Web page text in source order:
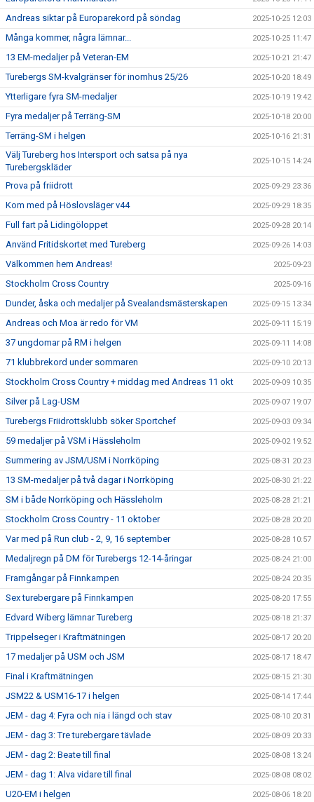
Andreas siktar på Europarekord på söndag 2025-10-25 12:03
Många kommer, några lämnar... 2025-10-25 11:47
13 EM-medaljer på Veteran-EM 2025-10-21 21:47
Turebergs SM-kvalgränser för inomhus 25/26 2025-10-20 18:49
Ytterligare fyra SM-medaljer 2025-10-19 19:42
Fyra medaljer på Terräng-SM 2025-10-18 20:00
Terräng-SM i helgen 2025-10-16 21:31
Välj Tureberg hos Intersport och satsa på nya
Turebergskläder
2025-10-15 14:24
Prova på friidrott 2025-09-29 23:36
Kom med på Höslovsläger v44 2025-09-29 18:35
Full fart på Lidingöloppet 2025-09-28 20:14
Använd Fritidskortet med Tureberg 2025-09-26 14:03
Välkommen hem Andreas! 2025-09-23
Stockholm Cross Country 2025-09-16
Dunder, åska och medaljer på Svealandsmästerskapen 2025-09-15 13:34
Andreas och Moa är redo för VM 2025-09-11 15:19
37 ungdomar på RM i helgen 2025-09-11 14:08
71 klubbrekord under sommaren 2025-09-10 20:13
Stockholm Cross Country + middag med Andreas 11 okt 2025-09-09 10:35
Silver på Lag-USM 2025-09-07 19:07
Turebergs Friidrottsklubb söker Sportchef 2025-09-03 09:34
59 medaljer på VSM i Hässleholm 2025-09-02 19:52
Summering av JSM/USM i Norrköping 2025-08-31 20:23
13 SM-medaljer på två dagar i Norrköping 2025-08-30 21:22
SM i både Norrköping och Hässleholm 2025-08-28 21:21
Stockholm Cross Country - 11 oktober 2025-08-28 20:20
Var med på Run club - 2, 9, 16 september 2025-08-28 10:57
Medaljregn på DM för Turebergs 12-14-åringar 2025-08-24 21:00
Framgångar på Finnkampen 2025-08-24 20:35
Sex turebergare på Finnkampen 2025-08-20 17:55
Edvard Wiberg lämnar Tureberg 2025-08-18 21:37
Trippelseger i Kraftmätningen 2025-08-17 20:20
17 medaljer på USM och JSM 2025-08-17 18:47
Final i Kraftmätningen 2025-08-15 21:30
JSM22 & USM16-17 i helgen 2025-08-14 17:44
JEM - dag 4: Fyra och nia i längd och stav 2025-08-10 20:31
JEM - dag 3: Tre turebergare tävlade 2025-08-09 20:33
JEM - dag 2: Beate till final 2025-08-08 13:24
JEM - dag 1: Alva vidare till final 2025-08-08 08:02
U20-EM i helgen 2025-08-06 18:20